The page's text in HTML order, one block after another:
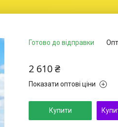
Готово до відправки
2 610 ₴
Показати оптові ціни
Купити